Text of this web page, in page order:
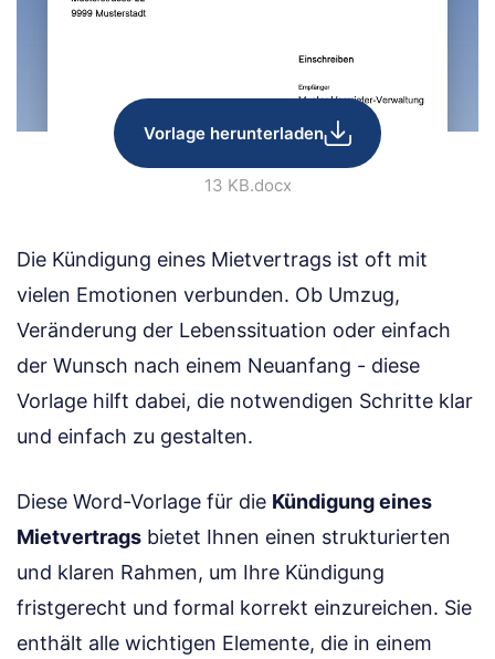
Vorlage herunterladen
13 KB.docx
Die Kündigung eines Mietvertrags ist oft mit
vielen Emotionen verbunden. Ob Umzug,
Veränderung der Lebenssituation oder einfach
der Wunsch nach einem Neuanfang - diese
Vorlage hilft dabei, die notwendigen Schritte klar
und einfach zu gestalten.
Diese Word-Vorlage für die Kündigung eines
Mietvertrags bietet Ihnen einen strukturierten
und klaren Rahmen, um Ihre Kündigung
fristgerecht und formal korrekt einzureichen. Sie
enthält alle wichtigen Elemente, die in einem